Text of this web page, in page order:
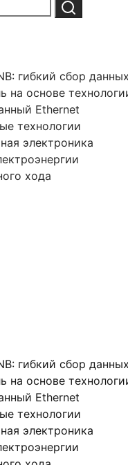
гибкий сбор
на основе
Ethernet
технологии
электроника
хода
гибкий сбор
на основе
Ethernet
технологии
электроника